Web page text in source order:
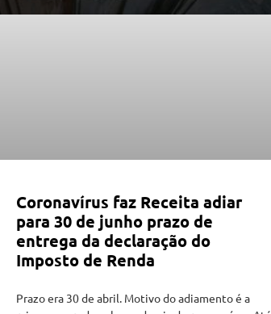
Coronavírus faz Receita adiar
para 30 de junho prazo de
entrega da declaração do
Imposto de Renda
Prazo era 30 de abril. Motivo do adiamento é a